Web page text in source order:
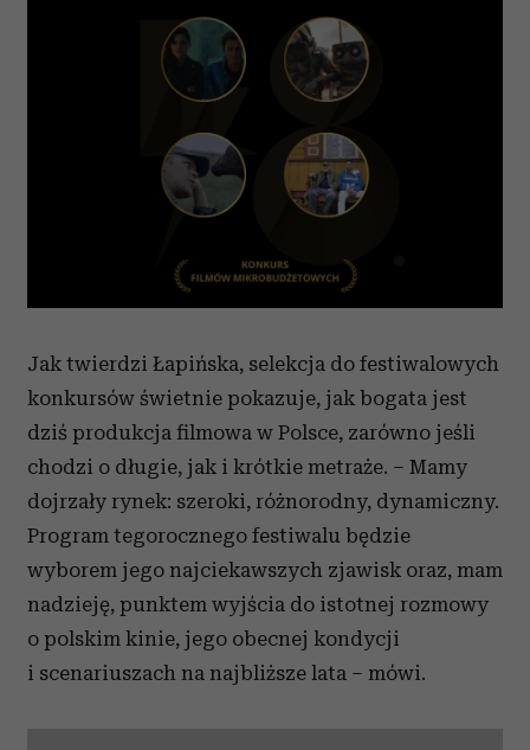
korzystasz z naszej witryny, udostępniamy partnerom
społecznościowym, reklamowym i analitycznym.
Partnerzy mogą połączyć te informacje z innymi danymi
korzystania z ich usług.
Jak twierdzi Łapińska, selekcja do festiwalowych
konkursów świetnie pokazuje, jak bogata jest
dziś produkcja filmowa w Polsce, zarówno jeśli
chodzi o długie, jak i krótkie metraże. – Mamy
dojrzały rynek: szeroki, różnorodny, dynamiczny.
Program tegorocznego festiwalu będzie
wyborem jego najciekawszych zjawisk oraz, mam
nadzieję, punktem wyjścia do istotnej rozmowy
o polskim kinie, jego obecnej kondycji
i scenariuszach na najbliższe lata – mówi.